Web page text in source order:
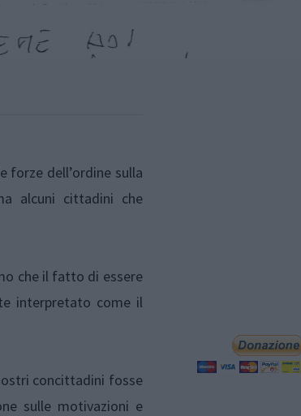
forze dell’ordine sulla
alcuni cittadini che
che il fatto di essere
interpretato come il
concittadini fosse
sulle motivazioni e